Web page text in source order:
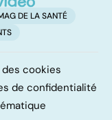
DE LA SANTÉ
cookies
de confidentialité